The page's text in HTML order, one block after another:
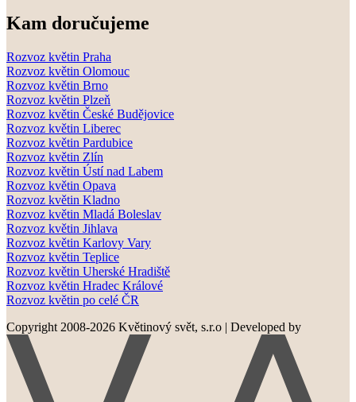
Kam doručujeme
Rozvoz květin Praha
Rozvoz květin Olomouc
Rozvoz květin Brno
Rozvoz květin Plzeň
Rozvoz květin České Budějovice
Rozvoz květin Liberec
Rozvoz květin Pardubice
Rozvoz květin Zlín
Rozvoz květin Ústí nad Labem
Rozvoz květin Opava
Rozvoz květin Kladno
Rozvoz květin Mladá Boleslav
Rozvoz květin Jihlava
Rozvoz květin Karlovy Vary
Rozvoz květin Teplice
Rozvoz květin Uherské Hradiště
Rozvoz květin Hradec Králové
Rozvoz květin po celé ČR
Copyright 2008-2026 Květinový svět, s.r.o | Developed by